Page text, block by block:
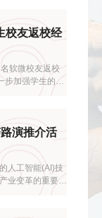
校友返校经
软微校友返校
步加强学生的就
调生工作与成长
享交流活动。
演推介活
人工智能(AI)技
业变革的重要驱
面，展现出强大